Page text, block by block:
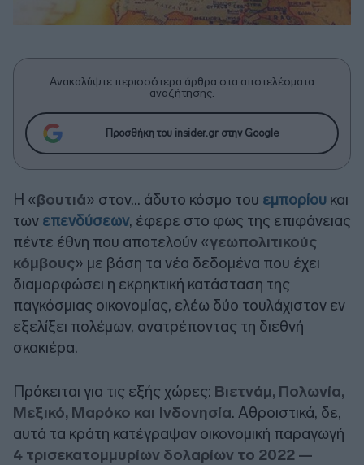
Ανακαλύψτε περισσότερα άρθρα στα αποτελέσματα
αναζήτησης.
Προσθήκη του insider.gr στην Google
Η «βουτιά» στον... άδυτο κόσμο του εμπορίου και
των επενδύσεων, έφερε στο φως της επιφάνειας
πέντε έθνη που αποτελούν «γεωπολιτικούς
κόμβους» με βάση τα νέα δεδομένα που έχει
διαμορφώσει η εκρηκτική κατάσταση της
παγκόσμιας οικονομίας, ελέω δύο τουλάχιστον εν
εξελίξει πολέμων, ανατρέποντας τη διεθνή
σκακιέρα.
Πρόκειται για τις εξής χώρες: Βιετνάμ, Πολωνία,
Μεξικό, Μαρόκο και Ινδονησία. Αθροιστικά, δε,
αυτά τα κράτη κατέγραψαν οικονομική παραγωγή
4 τρισεκατομμυρίων δολαρίων το 2022 —